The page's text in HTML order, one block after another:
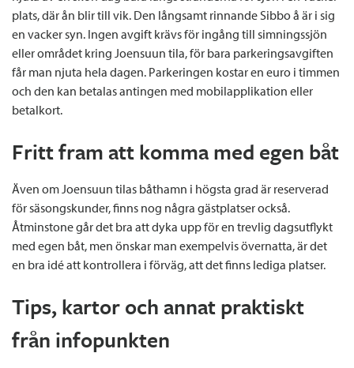
plats, där ån blir till vik. Den långsamt rinnande Sibbo å är i sig
en vacker syn. Ingen avgift krävs för ingång till simningssjön
eller området kring Joensuun tila, för bara parkeringsavgiften
får man njuta hela dagen. Parkeringen kostar en euro i timmen
och den kan betalas antingen med mobilapplikation eller
betalkort.
Fritt fram att komma med egen båt
Även om Joensuun tilas båthamn i högsta grad är reserverad
för säsongskunder, finns nog några gästplatser också.
Åtminstone går det bra att dyka upp för en trevlig dagsutflykt
med egen båt, men önskar man exempelvis övernatta, är det
en bra idé att kontrollera i förväg, att det finns lediga platser.
Tips, kartor och annat praktiskt
från infopunkten